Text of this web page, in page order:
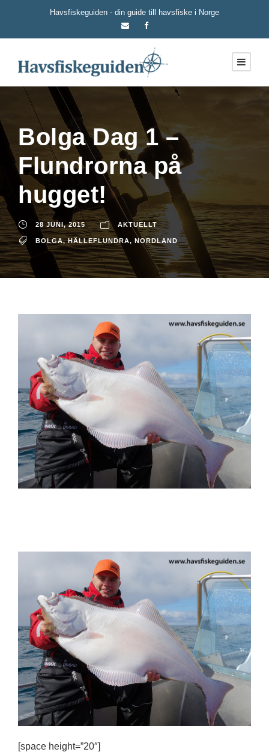
Havsfiskeguiden - din guide till havsfiske i Norge
Bolga Dag 1 –
Flundrorna på
hugget!
28 JUNI, 2015 AKTUELLT
BOLGA, HÄLLEFLUNDRA, NORDLAND
[space height=”20″]